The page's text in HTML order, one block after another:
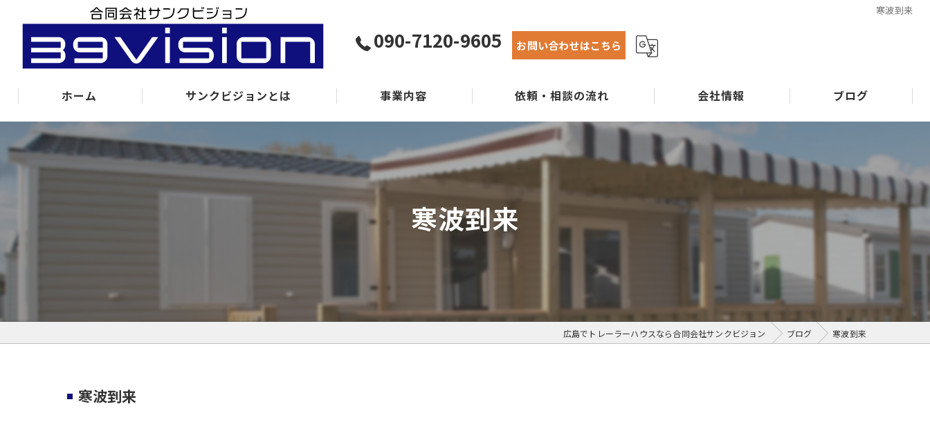
寒波到来
090-7120-9605 お問い合わせはこちら
ホーム サンクビジョンとは 事業内容
よくある質問
依頼・相談の流れ 会社情報 ブログ
寒波到来
広島でトレーラーハウスなら合同会社サンクビジョン ブログ 寒波到来
寒波到来